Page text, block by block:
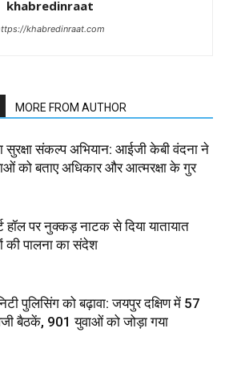
khabredinraat
khabredinraat.com
MORE FROM AUTHOR
सुरक्षा संकल्प अभियान: आईजी केबी वंदना ने
को बताए अधिकार और आत्मरक्षा के गुर
हॉल पर नुक्कड़ नाटक से दिया यातायात
की पालना का संदेश
पुलिसिंग को बढ़ावा: जयपुर दक्षिण में 57
बैठकें, 901 युवाओं को जोड़ा गया